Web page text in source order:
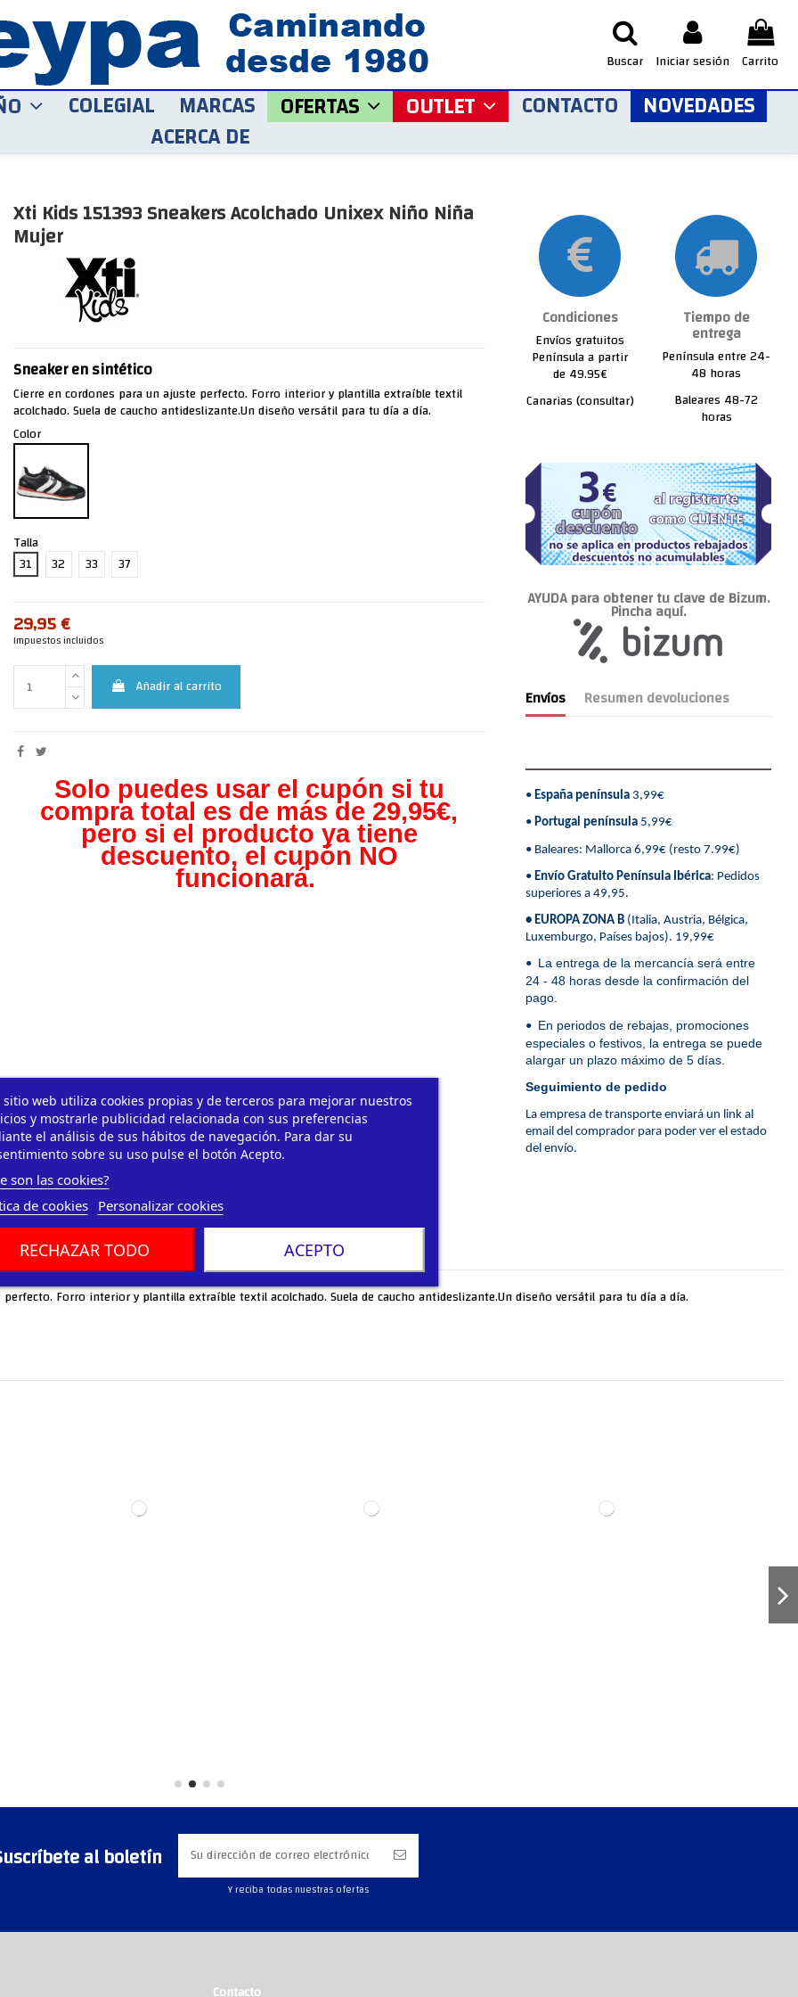
Buscar Iniciar sesión Carrito
sitio web utiliza cookies propias y de terceros para mejorar nuestros
y mostrarle publicidad relacionada con sus preferencias
el análisis de sus hábitos de navegación. Para dar su
sobre su uso pulse el botón Acepto.
son las cookies?
de cookies
Personalizar cookies
RECHAZAR TODO ACEPTO
COLEGIAL MARCAS OFERTAS OUTLET CONTACTO NOVEDADES
ACERCA DE
Xti Kids 151393 Sneakers Acolchado Unixex Niño Niña
Mujer
Sneaker en sintético
Cierre en cordones para un ajuste perfecto. Forro interior y plantilla extraíble textil
acolchado. Suela de caucho antideslizante.Un diseño versátil para tu día a día.
Color
Talla
31
32 33 37
29,95 €
Impuestos incluidos
Añadir al carrito
Solo puedes usar el cupón si tu
compra total es de más de 29,95€,
pero si el producto ya tiene
descuento, el cupón NO
funcionará.
Condiciones
Envíos gratuitos
Península a partir
de 49.95€
Canarias (consultar)
Tiempo de
entrega
Península entre 24-
48 horas
Baleares 48-72
horas
AYUDA para obtener tu clave de Bizum.
Pincha aquí.
Envíos Resumen devoluciones
• España península3,99€
• Portugal península5,99€
• Baleares: Mallorca 6,99€ (resto 7.99€)
• Envío Gratuito Península Ibérica: Pedidos
superiores a 49,95.
• EUROPA ZONA B(Italia, Austria, Bélgica,
Luxemburgo, Países bajos). 19,99€
• La entrega de la mercancía será entre
24 - 48 horas desde la confirmación del
pago.
• En periodos de rebajas, promociones
especiales o festivos, la entrega se puede
alargar un plazo máximo de 5 días.
Seguimiento de pedido
La empresa de transporte enviará un link al
email del comprador para poder ver el estado
del envío.
Forro interior y plantilla extraíble textil acolchado. Suela de caucho antideslizante.Un diseño versátil para tu día a día.
al boletín
Y reciba todas nuestras ofertas